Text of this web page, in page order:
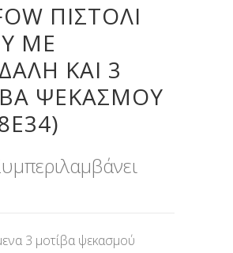
ΠΙΣΤΟΛΙ
ME
ΚΑΙ 3
ΨΕΚΑΣΜΟΥ
3 μοτίβα ψεκασμού